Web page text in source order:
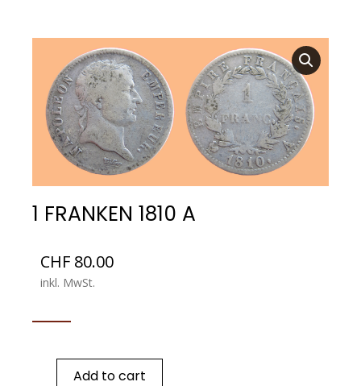
1 FRANKEN 1810 A
CHF 80.00
inkl. MwSt.
Add to cart